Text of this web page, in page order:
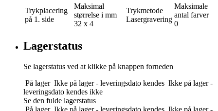
Trykplacering
på 1. side
Maksimal
størrelse i mm
32 x 4
Trykmetode
Lasergravering
Maksimale
antal farver
0
Lagerstatus
Se lagerstatus ved at klikke på knappen forneden
På lager Ikke på lager - leveringsdato kendes Ikke på lager -
leveringsdato kendes ikke
Se den fulde lagerstatus
På lager Ikke på lager - leveringsdato kendes Ikke på lager -